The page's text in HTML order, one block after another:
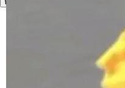
境、兼容场景、一键直出”。
w 不要求标准普通话，方言
等 10 大方言片区和 20 余个
源评测集中，Hy ASR 3.0